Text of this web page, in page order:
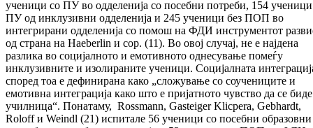
ученици со ПУ во одделенија со посебни потреби, 154
ПУ од инклузивни одделенија и 245 ученици без ПОП во
интегрирани одделенија со помош на ФДИ инструментот
од страна на Haeberlin и сор. (11). Во овој случај, не е најдена
разлика во социјалното и емотивното однесување помеѓу
инклузивните и изолираните ученици. Социјалната
според тоа е дефинирана како „сложување со соучениците и
емотивна интеграција како што е пријатното чувство да се
училница“. Понатаму, Rossmann, Gasteiger Klicpera, Gebhardt,
Roloff и Weindl (21) испитале 56 ученици со посебни образовни